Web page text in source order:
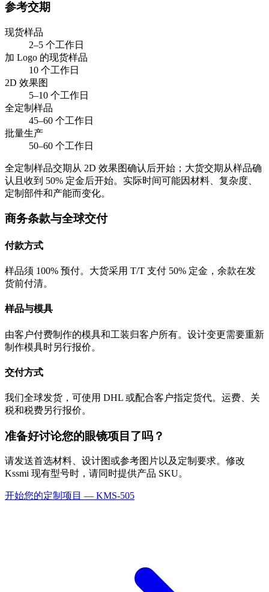
参考交期
现货样品
2–5 个工作日
加 Logo 的现货样品
10 个工作日
2D 效果图
5–10 个工作日
全定制样品
45–60 个工作日
批量生产
50–60 个工作日
全定制样品交期从 2D 效果图确认后开始；大货交期从样品确
认且收到 50% 定金后开始。实际时间可能因材料、复杂度、
定制部件和产能而变化。
商务条款与全球交付
付款方式
样品须 100% 预付。大货采用 T/T 支付 50% 定金，余款在发
货前付清。
样品与模具
由客户付费制作的模具和工装归客户所有。设计变更需要重新
制作模具时另行报价。
交付方式
我们全球发货，可使用 DHL 或配合客户指定货代。运费、关
税和税费另行报价。
准备好讨论您的眼镜项目了吗？
请发送首选材料、设计图或参考图片以及定制要求。修改
Kssmi 现有型号时，请同时提供产品 SKU。
开始您的定制项目 — KMS-505